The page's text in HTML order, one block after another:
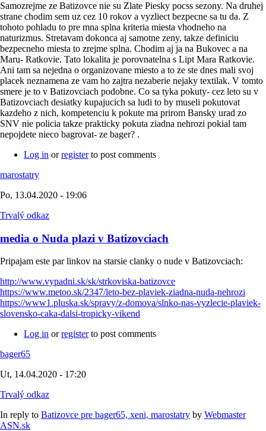
Samozrejme ze Batizovce nie su Zlate Piesky pocss sezony. Na druhej
strane chodim sem uz cez 10 rokov a vyzliect bezpecne sa tu da. Z
tohoto pohladu to pre mna splna kriteria miesta vhodneho na
naturizmus. Stretavam dokonca aj samotne zeny, takze definiciu
bezpecneho miesta to zrejme splna. Chodim aj ja na Bukovec a na
Maru- Ratkovie. Tato lokalita je porovnatelna s Lipt Mara Ratkovie.
Ani tam sa nejedna o organizovane miesto a to ze ste dnes mali svoj
placek neznamena ze vam ho zajtra nezaberie nejaky textilak. V tomto
smere je to v Batizovciach podobne. Co sa tyka pokuty- cez leto su v
Batizovciach desiatky kupajucich sa ludi to by museli pokutovat
kazdeho z nich, kompetenciu k pokute ma prirom Bansky urad zo
SNV nie policia takze prakticky pokuta ziadna nehrozi pokial tam
nepojdete nieco bagrovat- ze bager? .
Log in orregisterto post comments
marostatry
Po, 13.04.2020 - 19:06
Trvalý odkaz
media o Nuda plazi v Batizovciach
Pripajam este par linkov na starsie clanky o nude v Batizovciach:
http://www.vypadni.sk/sk/strkoviska-batizovce
https://www.metoo.sk/2347/leto-bez-plaviek-ziadna-nuda-nehrozi
https://www1.pluska.sk/spravy/z-domova/slnko-nas-vyzlecie-plaviek-
slovensko-caka-dalsi-tropicky-vikend
Log in orregisterto post comments
bager65
Ut, 14.04.2020 - 17:20
Trvalý odkaz
In reply to Batizovce pre bager65, xeni, marostatry by Webmaster
ASN.sk